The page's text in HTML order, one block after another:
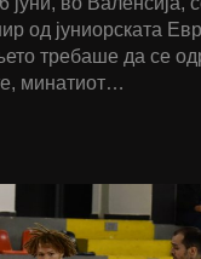
од јуниорската
требаше да се
минатиот…